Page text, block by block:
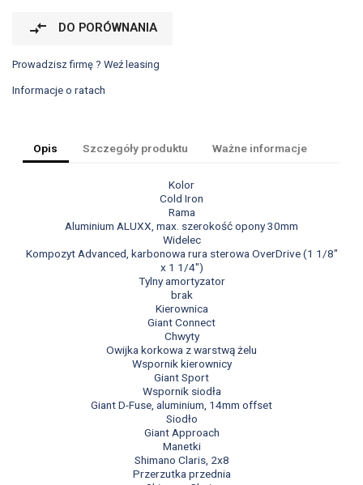
compare_arrows DO PORÓWNANIA
Prowadzisz firmę ? Weź leasing
Informacje o ratach
Opis Szczegóły produktu Ważne informacje
Kolor
Cold Iron
Rama
Aluminium ALUXX, max. szerokość opony 30mm
Widelec
Kompozyt Advanced, karbonowa rura sterowa OverDrive (1 1/8"
x 1 1/4")
Tylny amortyzator
brak
Kierownica
Giant Connect
Chwyty
Owijka korkowa z warstwą żelu
Wspornik kierownicy
Giant Sport
Wspornik siodła
Giant D-Fuse, aluminium, 14mm offset
Siodło
Giant Approach
Manetki
Shimano Claris, 2x8
Przerzutka przednia